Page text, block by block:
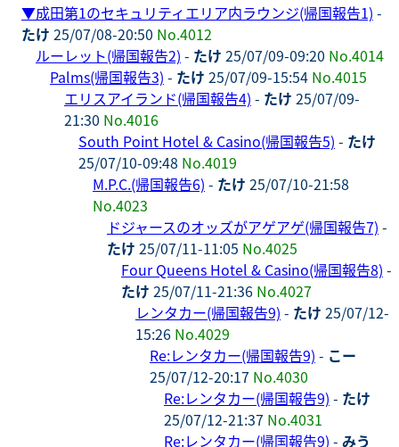
▼成田第1のセキュリティエリア内ラウンジ(帰国報告1) -
たけ 25/07/08-20:50 No.4012
ルーレット(帰国報告2) - たけ 25/07/09-09:20 No.4014
Palms(帰国報告3) - たけ 25/07/09-15:54 No.4015
エリスアイランド(帰国報告4) - たけ 25/07/09-
21:30 No.4016
South Point Hotel & Casino(帰国報告5) - たけ
25/07/10-09:48 No.4019
M.P.C.(帰国報告6) - たけ 25/07/10-21:58
No.4023
ドジャースのオッズがアゲアゲ(帰国報告7) -
たけ 25/07/11-11:05 No.4025
Four Queens Hotel & Casino(帰国報告8) -
たけ 25/07/11-21:36 No.4027
レンタカー(帰国報告9) - たけ 25/07/12-
15:26 No.4029
Re:レンタカー(帰国報告9) - こー
25/07/12-20:17 No.4030
Re:レンタカー(帰国報告9) - たけ
25/07/12-21:37 No.4031
Re:レンタカー(帰国報告9) - みう